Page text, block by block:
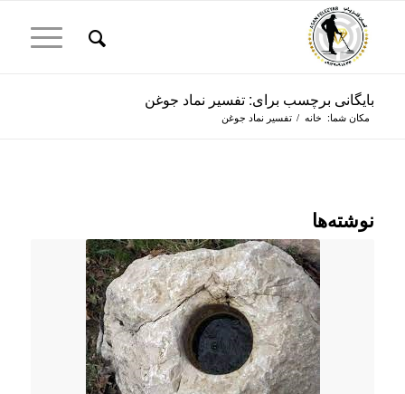
بایگانی برچسب برای: تفسیر نماد جوغن
مکان شما: خانه / تفسیر نماد جوغن
نوشته‌ها